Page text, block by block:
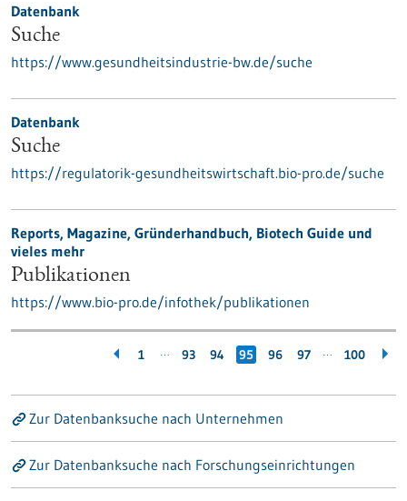
Datenbank
Suche
https://www.gesundheitsindustrie-bw.de/suche
Datenbank
Suche
https://regulatorik-gesundheitswirtschaft.bio-pro.de/suche
Reports, Magazine, Gründerhandbuch, Biotech Guide und
vieles mehr
Publikationen
https://www.bio-pro.de/infothek/publikationen
1 … 93 94 95 96 97 … 100
Zur Datenbanksuche nach Unternehmen
Zur Datenbanksuche nach Forschungseinrichtungen